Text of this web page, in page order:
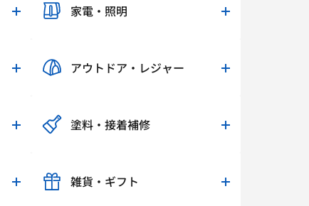
家電・照明
アウトドア・レジャー
塗料・接着補修
雑貨・ギフト